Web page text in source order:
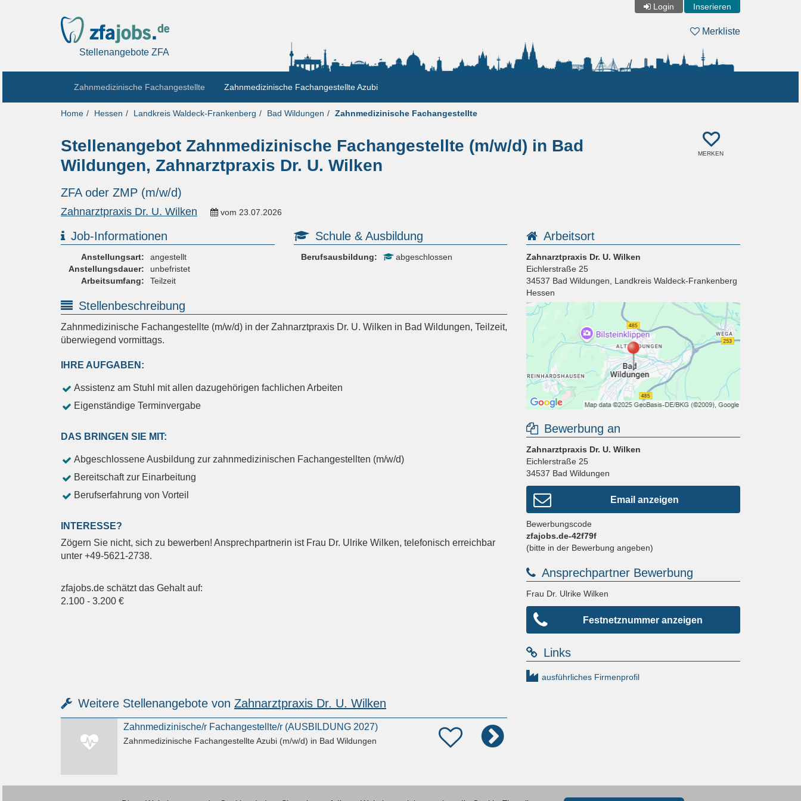
Login Inserieren
Stellenangebote ZFA
Merkliste
Zahnmedizinische Fachangestellte Zahnmedizinische Fachangestellte Azubi
Home Hessen Landkreis Waldeck-Frankenberg Bad Wildungen Zahnmedizinische Fachangestellte
Stellenangebot Zahnmedizinische Fachangestellte (m/w/d) in Bad
Wildungen, Zahnarztpraxis Dr. U. Wilken
MERKEN
ZFA oder ZMP (m/w/d)
Zahnarztpraxis Dr. U. Wilken vom 23.07.2026
Job-Informationen
Anstellungsart:
angestellt
Anstellungsdauer:
unbefristet
Arbeitsumfang:
Teilzeit
Schule & Ausbildung
Berufsausbildung: abgeschlossen
Stellenbeschreibung
Zahnmedizinische Fachangestellte (m/w/d) in der Zahnarztpraxis Dr. U. Wilken in Bad Wildungen, Teilzeit,
überwiegend vormittags.
IHRE AUFGABEN:
Assistenz am Stuhl mit allen dazugehörigen fachlichen Arbeiten
Eigenständige Terminvergabe
DAS BRINGEN SIE MIT:
Abgeschlossene Ausbildung zur zahnmedizinischen Fachangestellten (m/w/d)
Bereitschaft zur Einarbeitung
Berufserfahrung von Vorteil
INTERESSE?
Zögern Sie nicht, sich zu bewerben! Ansprechpartnerin ist Frau Dr. Ulrike Wilken, telefonisch erreichbar
unter +49-5621-2738.
zfajobs.de schätzt das Gehalt auf:
2.100 - 3.200 €
Arbeitsort
Zahnarztpraxis Dr. U. Wilken
Eichlerstraße 25
34537 Bad Wildungen, Landkreis Waldeck-Frankenberg
Hessen
Bewerbung an
Zahnarztpraxis Dr. U. Wilken
Eichlerstraße 25
34537 Bad Wildungen
Email anzeigen
Bewerbungscode
zfajobs.de-42f79f
(bitte in der Bewerbung angeben)
Ansprechpartner Bewerbung
Frau Dr. Ulrike Wilken
Festnetznummer anzeigen
Links
ausführliches Firmenprofil
Weitere Stellenangebote von Zahnarztpraxis Dr. U. Wilken
Zahnmedizinische/r Fachangestellte/r (AUSBILDUNG 2027)
Zahnmedizinische Fachangestellte Azubi (m/w/d) in Bad Wildungen